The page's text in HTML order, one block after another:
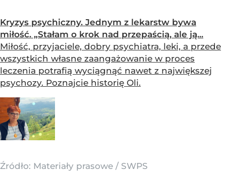
Kryzys psychiczny. Jednym z lekarstw bywa
miłość. „Stałam o krok nad przepaścią, ale ją...
Miłość, przyjaciele, dobry psychiatra, leki, a przede
wszystkich własne zaangażowanie w proces
leczenia potrafią wyciągnąć nawet z największej
psychozy. Poznajcie historię Oli.
Źródło: Materiały prasowe / SWPS